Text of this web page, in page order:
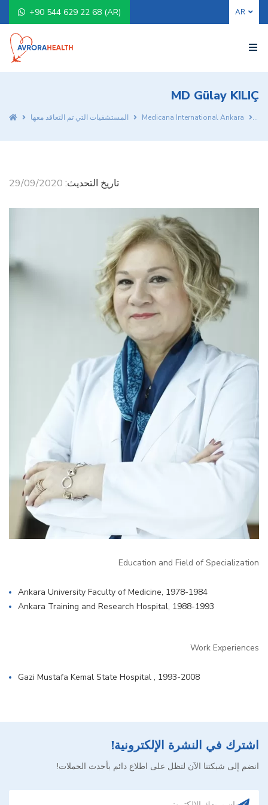
+90 544 629 22 68 (AR)
MD Gülay KILIÇ
المستشفيات التي تم التعاقد معها Medicana International Ankara
تاريخ التحديث: 29/09/2020
Education and Field of Specialization
Ankara University Faculty of Medicine, 1978-1984
Ankara Training and Research Hospital, 1988-1993
Work Experiences
Gazi Mustafa Kemal State Hospital , 1993-2008
اشترك في النشرة الإلكترونية!
انضم إلى شبكتنا الآن لتظل على اطلاع دائم بأحدث الحملات!